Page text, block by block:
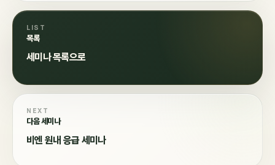
LIST
목록
세미나 목록으로
NEXT
다음 세미나
비엔 원내 응급 세미나